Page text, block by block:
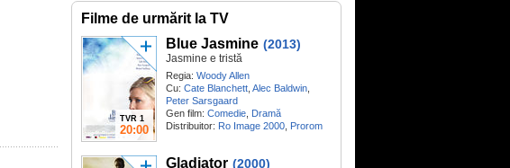
Filme de urmărit la TV
TVR 1
20:00
Blue Jasmine (2013)
Jasmine e tristă
Regia: Woody Allen
Cu: Cate Blanchett Alec Baldwin
Peter Sarsgaard
Gen film: Comedie Dramă
Distribuitor: Ro Image 2000 Prorom
Gladiator (2000)